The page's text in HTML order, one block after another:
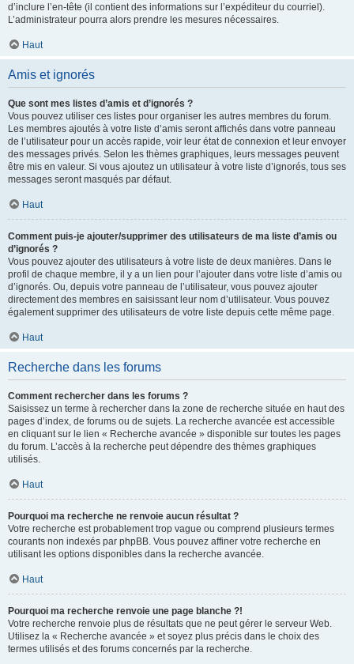
d’inclure l’en-tête (il contient des informations sur l’expéditeur du courriel).
L’administrateur pourra alors prendre les mesures nécessaires.
Haut
Amis et ignorés
Que sont mes listes d’amis et d’ignorés ?
Vous pouvez utiliser ces listes pour organiser les autres membres du forum.
Les membres ajoutés à votre liste d’amis seront affichés dans votre panneau
de l’utilisateur pour un accès rapide, voir leur état de connexion et leur envoyer
des messages privés. Selon les thèmes graphiques, leurs messages peuvent
être mis en valeur. Si vous ajoutez un utilisateur à votre liste d’ignorés, tous ses
messages seront masqués par défaut.
Haut
Comment puis-je ajouter/supprimer des utilisateurs de ma liste d’amis ou
d’ignorés ?
Vous pouvez ajouter des utilisateurs à votre liste de deux manières. Dans le
profil de chaque membre, il y a un lien pour l’ajouter dans votre liste d’amis ou
d’ignorés. Ou, depuis votre panneau de l’utilisateur, vous pouvez ajouter
directement des membres en saisissant leur nom d’utilisateur. Vous pouvez
également supprimer des utilisateurs de votre liste depuis cette même page.
Haut
Recherche dans les forums
Comment rechercher dans les forums ?
Saisissez un terme à rechercher dans la zone de recherche située en haut des
pages d’index, de forums ou de sujets. La recherche avancée est accessible
en cliquant sur le lien « Recherche avancée » disponible sur toutes les pages
du forum. L’accès à la recherche peut dépendre des thèmes graphiques
utilisés.
Haut
Pourquoi ma recherche ne renvoie aucun résultat ?
Votre recherche est probablement trop vague ou comprend plusieurs termes
courants non indexés par phpBB. Vous pouvez affiner votre recherche en
utilisant les options disponibles dans la recherche avancée.
Haut
Pourquoi ma recherche renvoie une page blanche ?!
Votre recherche renvoie plus de résultats que ne peut gérer le serveur Web.
Utilisez la « Recherche avancée » et soyez plus précis dans le choix des
termes utilisés et des forums concernés par la recherche.